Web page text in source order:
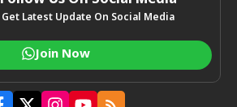
Get Latest Update On Social Media
Join Now